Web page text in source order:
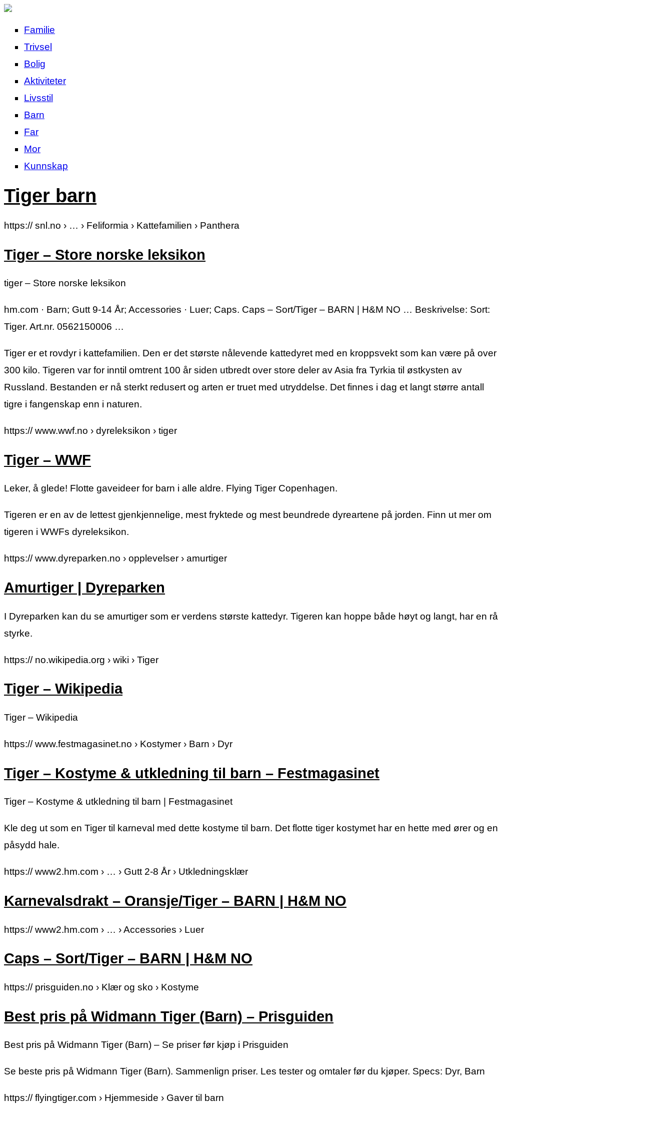
Familie
Trivsel
Bolig
Aktiviteter
Livsstil
Barn
Far
Mor
Kunnskap
Tiger barn
https:// snl.no › … › Feliformia › Kattefamilien › Panthera
Tiger – Store norske leksikon
tiger – Store norske leksikon
hm.com · Barn; Gutt 9-14 År; Accessories · Luer; Caps. Caps – Sort/Tiger – BARN | H&M NO … Beskrivelse: Sort:
Tiger. Art.nr. 0562150006 …
Tiger er et rovdyr i kattefamilien. Den er det største nålevende kattedyret med en kroppsvekt som kan være på over
300 kilo. Tigeren var for inntil omtrent 100 år siden utbredt over store deler av Asia fra Tyrkia til østkysten av
Russland. Bestanden er nå sterkt redusert og arten er truet med utryddelse. Det finnes i dag et langt større antall
tigre i fangenskap enn i naturen.
https:// www.wwf.no › dyreleksikon › tiger
Tiger – WWF
Leker, å glede! Flotte gaveideer for barn i alle aldre. Flying Tiger Copenhagen.
Tigeren er en av de lettest gjenkjennelige, mest fryktede og mest beundrede dyreartene på jorden. Finn ut mer om
tigeren i WWFs dyreleksikon.
https:// www.dyreparken.no › opplevelser › amurtiger
Amurtiger | Dyreparken
I Dyreparken kan du se amurtiger som er verdens største kattedyr. Tigeren kan hoppe både høyt og langt, har en rå
styrke.
https:// no.wikipedia.org › wiki › Tiger
Tiger – Wikipedia
Tiger – Wikipedia
https:// www.festmagasinet.no › Kostymer › Barn › Dyr
Tiger – Kostyme & utkledning til barn – Festmagasinet
Tiger – Kostyme & utkledning til barn | Festmagasinet
Kle deg ut som en Tiger til karneval med dette kostyme til barn. Det flotte tiger kostymet har en hette med ører og en
påsydd hale.
https:// www2.hm.com › … › Gutt 2-8 År › Utkledningsklær
Karnevalsdrakt – Oransje/Tiger – BARN | H&M NO
https:// www2.hm.com › … › Accessories › Luer
Caps – Sort/Tiger – BARN | H&M NO
https:// prisguiden.no › Klær og sko › Kostyme
Best pris på Widmann Tiger (Barn) – Prisguiden
Best pris på Widmann Tiger (Barn) – Se priser før kjøp i Prisguiden
Se beste pris på Widmann Tiger (Barn). Sammenlign priser. Les tester og omtaler før du kjøper. Specs: Dyr, Barn
https:// flyingtiger.com › Hjemmeside › Gaver til barn